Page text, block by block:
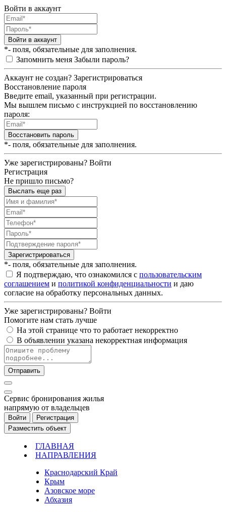
Войти в аккаунт
Войти в аккаунт
*- поля, обязательные для заполнения.
Запомнить меня Забыли пароль?
Аккаунт не создан? Зарегистрироваться
Восстановление пароля
Введите email, указанный при регистрации.
Мы вышлем письмо с инструкцией по восстановлению
пароля:
Восстановить пароль
*- поля, обязательные для заполнения.
Уже зарегистрированы? Войти
Регистрация
Не пришло письмо?
Выслать еще раз
Зарегистрироваться
*- поля, обязательные для заполнения.
Я подтверждаю, что ознакомился с пользовательским
соглашением и политикой конфиденциальности и даю
согласие на обработку персональных данных.
Уже зарегистрированы? Войти
Помогите нам стать лучше
На этой странице что то работает некорректно
В объявлении указана некорректная информация
Отправить
Cервис бронирования жилья
напрямую от владельцев
Войти
Регистрация
Разместить объект
ГЛАВНАЯ
НАПРАВЛЕНИЯ
Краснодарский Край
Крым
Азовское море
Абхазия